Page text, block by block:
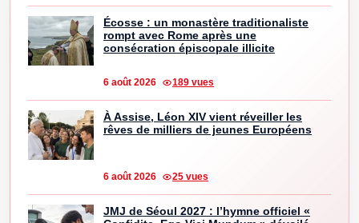
Écosse : un monastère traditionaliste
rompt avec Rome après une
consécration épiscopale illicite
6 août 2026 189 vues
À Assise, Léon XIV vient réveiller les
rêves de milliers de jeunes Européens
6 août 2026 25 vues
JMJ de Séoul 2027 : l’hymne officiel «